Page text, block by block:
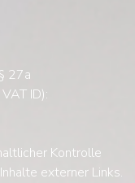
27a
ID):
Kontrolle
externer Links.